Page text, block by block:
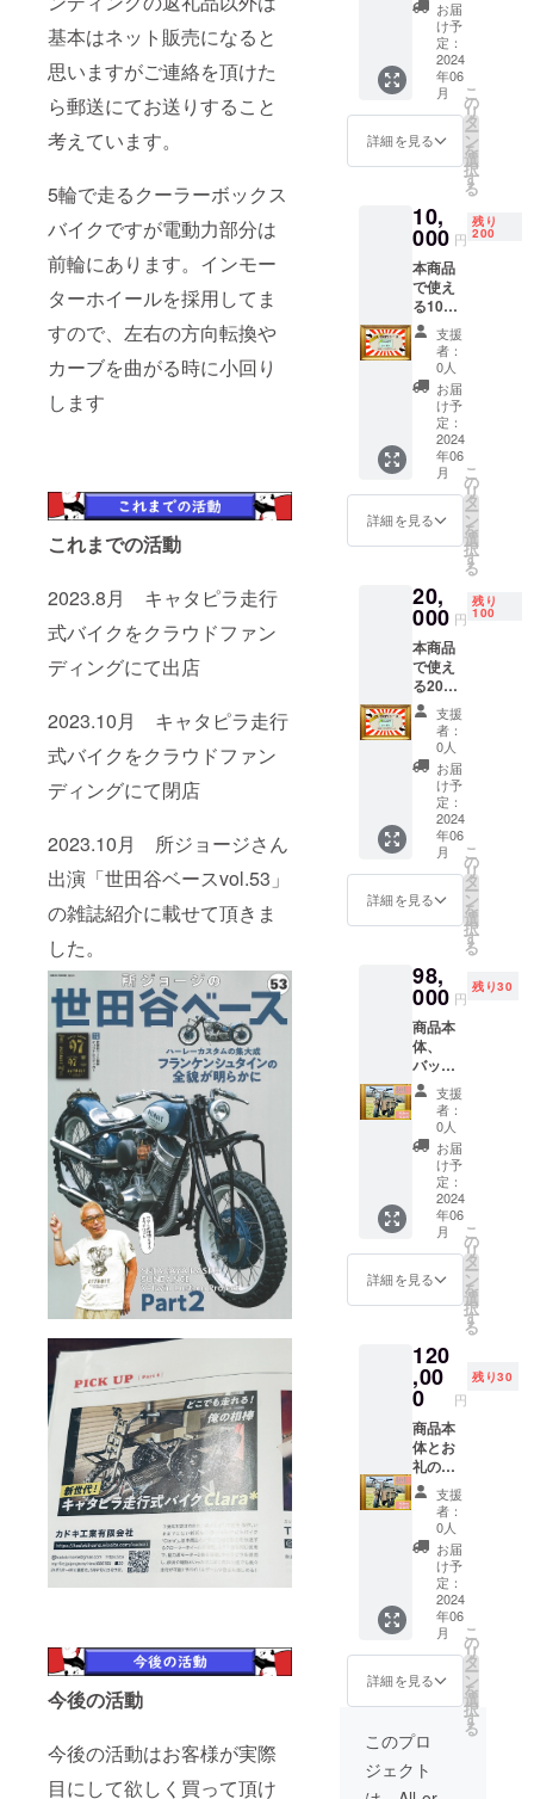
基本はネット販売になると
思いますがご連絡を頂けた
ら郵送にてお送りすること
考えています。
5輪で走るクーラーボックス
バイクですが電動力部分は
前輪にあります。インモー
ターホイールを採用してま
すので、左右の方向転換や
カーブを曲がる時に小回り
します
これまでの活動
2023.8月 キャタピラ走行
式バイクをクラウドファン
ディングにて出店
2023.10月 キャタピラ走行
式バイクをクラウドファン
ディングにて閉店
2023.10月 所ジョージさん
出演「世田谷ベースvol.53」
の雑誌紹介に載せて頂きま
した。
今後の活動
今後の活動はお客様が実際
目にして欲しく買って頂け
い
ます。
※発送費
はこち
らで負
担させ
ていた
だきま
す ※購
に氏
名、連
絡先、
メール
もしく
は手紙
を選ん
で記入
してい
ただ
き、ご
確認の
上ご購
入下さ
たの
で、そ
の記録
簿と製
作途中
に撮っ
た写真
で記録
日誌と
製作写
真など
を本に
してご
郵送致
しま
す。 メ
ニュー
記録記
録図本
郵送費
用はこ
ちらで
負担し
ます。
※ご購入
絡先を
備考欄
に記入
の上御
購入下
さい
お届
け予
定：
2024
年06
月
詳細を見る
こ
の
リ
タ
ー
ン
を
選
択
す
る
10,
000 円
残り
200
本商品
で使え
る10%
オフチ
ケット
をご郵
送させ
て頂き
ます 。
一般販
売予定
価格
145,000
円
→130,5
00円
円分お
得！）
メ
ニュー
10パー
セント
オフチ
ケット
送費は
こちら
で負担
させて
いただ
きます
※目標金
額達成
フチ
ケット
をご購
入頂い
た方に
は御連
絡先の
メール
アドレ
スにて
車体の
予約購
入がで
きる
URLを
お送り
させて
入する
際には
氏名と
メール
アドレ
ス、ご
連絡先
をご記
入の上
ご購入
下さ
い。 有
効期限
は2024
年６
月〜
2025年
６月と
す。
支援
者：
0人
お届
け予
定：
2024
年06
月
詳細を見る
こ
の
リ
タ
ー
ン
を
選
択
す
る
20,
000 円
残り
100
本商品
で使え
る20%
オフチ
ケット
をご郵
送させ
て頂き
ます 一
般販売
予定価
145,000
円
→116,0
00円
円分お
得！）
メ
ニュー
20パー
セント
オフチ
ケット
送費は
こちら
で負担
させて
いただ
きます
※目標金
額達成
フチ
ケット
をご購
入頂い
た方に
は御連
絡先の
メール
アドレ
スにて
車体の
予約購
入がで
きる
URLを
お送り
させて
いただ
入する
際には
氏名と
メール
支援
者：
0人
お届
け予
定：
2024
年06
月
詳細を見る
こ
の
リ
タ
ー
ン
を
選
択
す
る
98,
000 円
残り30
商品本
体、
バッテ
リー、
バッテ
リー充
電器を
セット
でご郵
送させ
て頂き
ます。
先着30
名様と
限りま
す。 一
予定価
格
145,000
円
→98,00
0円
（47,00
0円分お
得！）
セット
メ
ニュー
商品本
体×1
バッテ
リー×1
バッテ
リー充
電器×1
販売証
明書×1
※発送費
はこち
らで御
支援
者：
0人
お届
け予
定：
2024
年06
月
詳細を見る
こ
の
リ
タ
ー
ン
を
選
択
す
る
120
,00
0 円
残り30
商品本
体とお
礼の御
手紙を
ご郵送
させて
頂きま
す。一
般販売
予定価
145,000
円
→120,0
00円
（25,00
0円分お
得！）
先着30
名様と
支援
者：
0人
お届
け予
定：
2024
年06
月
詳細を見る
こ
の
リ
タ
ー
ン
を
選
択
す
る
このプロ
ジェクト